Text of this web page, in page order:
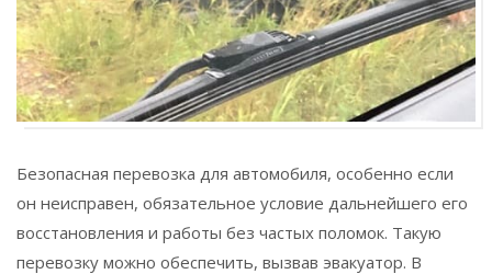
Безопасная перевозка для автомобиля, особенно если
он неисправен, обязательное условие дальнейшего его
восстановления и работы без частых поломок. Такую
перевозку можно обеспечить, вызвав эвакуатор. В